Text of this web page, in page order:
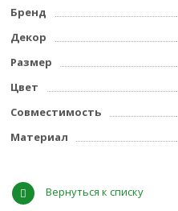
Бренд
Декор
Размер
Цвет
Совместимость
Материал
Вернуться к списку